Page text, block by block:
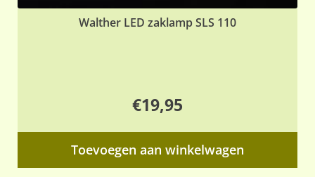
Walther LED zaklamp SLS 110
€19,95
Toevoegen aan winkelwagen